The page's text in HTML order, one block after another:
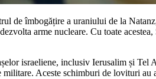
de îmbogățire a uraniului de la
arme nucleare. Cu toate
israeliene, inclusiv Ierusalim și
Aceste schimburi de lovituri